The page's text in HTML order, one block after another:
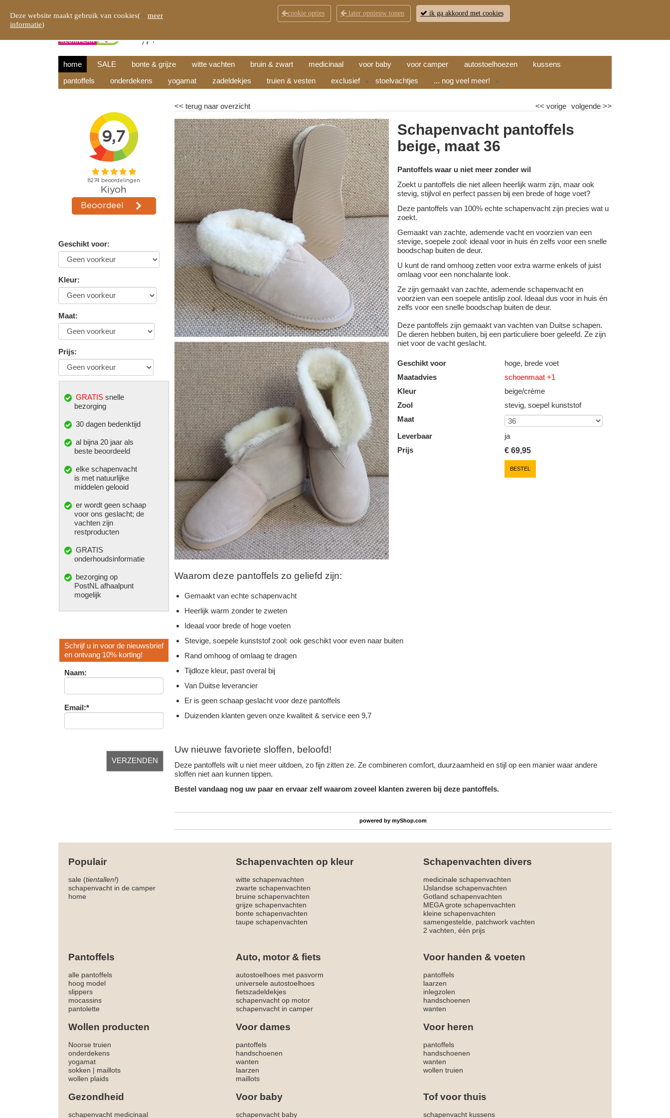
KLANTENSERVICE CONTACT OPENINGSTIJDEN RETOUR WINKELWAGEN (
home SALE bonte & grijze witte vachten bruin & zwart medicinaal voor baby voor camper autostoelhoezen
kussens
pantoffels
onderdekens yogamat zadeldekjes truien & vesten exclusief ▼ stoelvachtjes ... nog veel meer! ▼
Geschikt voor:
Kleur:
Maat:
Prijs:
GRATIS snelle
bezorging
30 dagen bedenktijd
al bijna 20 jaar als
beste beoordeeld
elke schapenvacht
is met natuurlijke
middelen gelooid
er wordt geen schaap
voor ons geslacht; de
vachten zijn
restproducten
GRATIS
onderhoudsinformatie
bezorging op
PostNL afhaalpunt
mogelijk
Schrijf u in voor de nieuwsbrief
en ontvang 10% korting!
Naam:
Email:*
<<terug naar overzicht volgende>>
<< vorige
Schapenvacht pantoffels
beige, maat 36
Pantoffels waar u niet meer zonder wil
Zoekt u pantoffels die niet alleen heerlijk warm zijn, maar ook
stevig, stijlvol en perfect passen bij een brede of hoge voet?
Deze pantoffels van 100% echte schapenvacht zijn precies wat u
zoekt.
Gemaakt van zachte, ademende vacht en voorzien van een
stevige, soepele zool: ideaal voor in huis én zelfs voor een snelle
boodschap buiten de deur.
U kunt de rand omhoog zetten voor extra warme enkels of juist
omlaag voor een nonchalante look.
Ze zijn gemaakt van zachte, ademende schapenvacht en
voorzien van een soepele antislip zool. Ideaal dus voor in huis én
zelfs voor een snelle boodschap buiten de deur.
Deze pantoffels zijn gemaakt van vachten van Duitse schapen.
De dieren hebben buiten, bij een particuliere boer geleefd. Ze zijn
niet voor de vacht geslacht.
Geschikt voor
hoge, brede voet
Maatadvies
schoenmaat +1
Kleur
beige/crème
Zool
stevig, soepel kunststof
Maat
Leverbaar
ja
Prijs
€69,95
BESTEL
Waarom deze pantoffels zo geliefd zijn:
Gemaakt van echte schapenvacht
Heerlijk warm zonder te zweten
Ideaal voor brede of hoge voeten
Stevige, soepele kunststof zool: ook geschikt voor even naar buiten
Rand omhoog of omlaag te dragen
Tijdloze kleur, past overal bij
Van Duitse leverancier
Er is geen schaap geslacht voor deze pantoffels
Duizenden klanten geven onze kwaliteit & service een 9,7
Uw nieuwe favoriete sloffen, beloofd!
Deze pantoffels wilt u niet meer uitdoen, zo fijn zitten ze. Ze combineren comfort, duurzaamheid en stijl op een manier waar andere
sloffen niet aan kunnen tippen.
Bestel vandaag nog uw paar en ervaar zelf waarom zoveel klanten zweren bij deze pantoffels.
powered bymyShop.com
Populair Schapenvachten op kleur Schapenvachten divers
sale (tientallen!) witte schapenvachten
medicinale schapenvachten
schapenvacht in de camper
zwarte schapenvachten
IJslandse schapenvachten
home
bruine schapenvachten
Gotland schapenvachten
grijze schapenvachten
MEGA grote schapenvachten
bonte schapenvachten
kleine schapenvachten
taupe schapenvachten
samengestelde, patchwork vachten
2 vachten, één prijs
Pantoffels Auto, motor & fiets Voor handen & voeten
alle pantoffels autostoelhoes met pasvorm
pantoffels
hoog model
universele autostoelhoes
laarzen
slippers
fietszadeldekjes
inlegzolen
mocassins
schapenvacht op motor
handschoenen
pantolette
schapenvacht in camper wanten
Wollen producten Voor dames Voor heren
Noorse truien pantoffels
pantoffels
onderdekens
handschoenen
handschoenen
yogamat
wanten
wanten
sokken | maillots laarzen
wollen truien
wollen plaids
maillots
Gezondheid Voor baby Tof voor thuis
schapenvacht medicinaal schapenvacht baby schapenvacht kussens
Deze website maakt gebruik van cookies(
meer
informatie)
cookie opties later opnieuw tonen ik ga akkoord met cookies